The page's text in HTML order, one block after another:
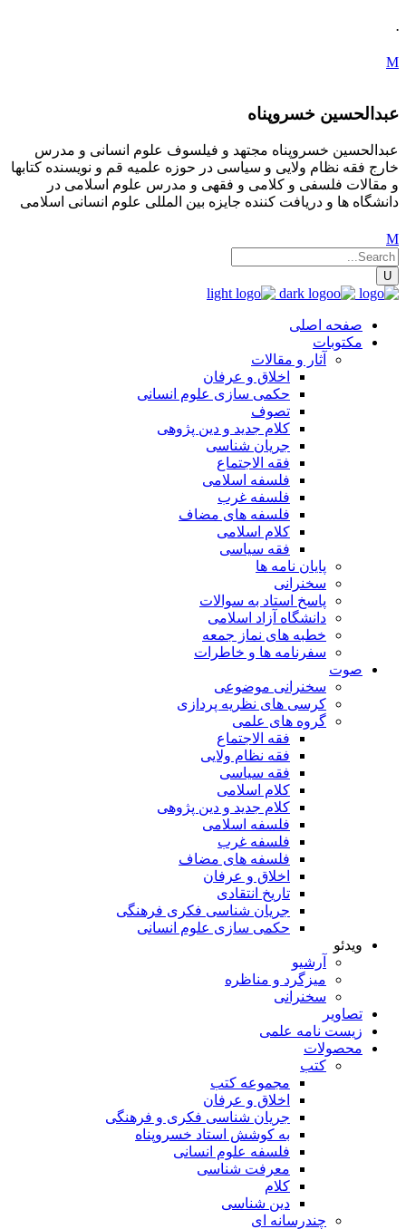
.
عبدالحسین خسروپناه
عبدالحسین خسروپناه مجتهد و فیلسوف علوم انسانی و مدرس
خارج فقه نظام ولایی و سیاسی در حوزه علمیه قم و نویسنده کتابها
و مقالات فلسفی و کلامی و فقهی و مدرس علوم اسلامی در
دانشگاه ها و دریافت کننده جایزه بین المللی علوم انسانی اسلامی
صفحه اصلی
مکتوبات
آثار و مقالات
اخلاق و عرفان
حکمی سازی علوم انسانی
تصوف
کلام جدید و دین پژوهی
جریان شناسی
فقه الاجتماع
فلسفه اسلامی
فلسفه غرب
فلسفه های مضاف
کلام اسلامی
فقه سیاسی
پایان نامه ها
سخنرانی
پاسخ استاد به سوالات
دانشگاه آزاد اسلامی
خطبه های نماز جمعه
سفرنامه ها و خاطرات
صوت
سخنرانی موضوعی
کرسی های نظریه پردازی
گروه های علمی
فقه الاجتماع
فقه نظام ولایی
فقه سیاسی
کلام اسلامی
کلام جدید و دین پژوهی
فلسفه اسلامی
فلسفه غرب
فلسفه های مضاف
اخلاق و عرفان
تاریخ انتقادی
جریان شناسی فکری فرهنگی
حکمی سازی علوم انسانی
ویدئو
آرشیو
میزگرد و مناظره
سخنرانی
تصاویر
زیست نامه علمی
محصولات
کتب
مجموعه کتب
اخلاق و عرفان
جریان شناسی فکری و فرهنگی
به کوشش استاد خسروپناه
فلسفه علوم انسانی
معرفت شناسی
کلام
دین شناسی
چندرسانه ای